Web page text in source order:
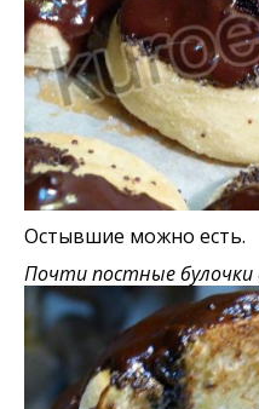
Остывшие можно есть.
Почти постные